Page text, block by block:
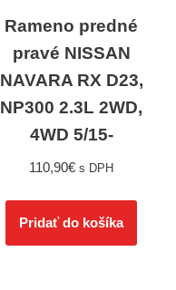
Rameno predné
pravé NISSAN
NAVARA RX D23,
NP300 2.3L 2WD,
4WD 5/15-
110,90€ s DPH
Pridať do košíka